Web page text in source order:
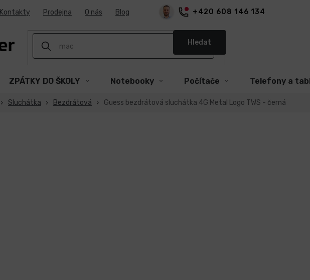
+420 608 146 134
Kontakty Prodejna O nás Blog
Hledat
ZPÁTKY DO ŠKOLY Notebooky Počítače Telefony a
Sluchátka Bezdrátová Guess bezdrátová sluchátka 4G Metal Logo TWS - černá